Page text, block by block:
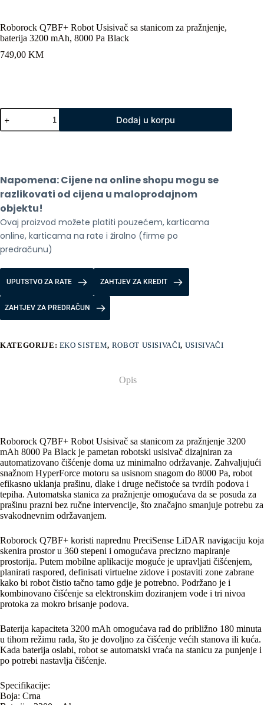
Roborock Q7BF+ Robot Usisivač sa stanicom za pražnjenje,
baterija 3200 mAh, 8000 Pa Black
749,00 KM
Roborock
Q7BF+
Robot
pražnjenje,
baterija
3200
mAh,
8000
Pa
količina
Dodaj u korpu
Napomena: Cijene na online shopu mogu se
razlikovati od cijena u maloprodajnom
objektu!
Ovaj proizvod možete platiti pouzećem, karticama
online, karticama na rate i žiralno (firme po
predračunu)
UPUTSTVO ZA RATE ZAHTJEV ZA KREDIT
ZAHTJEV ZA PREDRAČUN
KATEGORIJE: EKO SISTEM, ROBOT USISIVAČI, USISIVAČI
Opis
Roborock Q7BF+ Robot Usisivač sa stanicom za pražnjenje 3200
mAh 8000 Pa Black je pametan robotski usisivač dizajniran za
automatizovano čišćenje doma uz minimalno održavanje. Zahvaljujući
snažnom HyperForce motoru sa usisnom snagom do 8000 Pa, robot
efikasno uklanja prašinu, dlake i druge nečistoće sa tvrdih podova i
tepiha. Automatska stanica za pražnjenje omogućava da se posuda za
prašinu prazni bez ručne intervencije, što značajno smanjuje potrebu za
svakodnevnim održavanjem.
Roborock Q7BF+ koristi naprednu PreciSense LiDAR navigaciju koja
skenira prostor u 360 stepeni i omogućava precizno mapiranje
prostorija. Putem mobilne aplikacije moguće je upravljati čišćenjem,
planirati raspored, definisati virtuelne zidove i postaviti zone zabrane
kako bi robot čistio tačno tamo gdje je potrebno. Podržano je i
kombinovano čišćenje sa elektronskim doziranjem vode i tri nivoa
protoka za mokro brisanje podova.
Baterija kapaciteta 3200 mAh omogućava rad do približno 180 minuta
u tihom režimu rada, što je dovoljno za čišćenje većih stanova ili kuća.
Kada baterija oslabi, robot se automatski vraća na stanicu za punjenje i
po potrebi nastavlja čišćenje.
Specifikacije:
Boja: Crna